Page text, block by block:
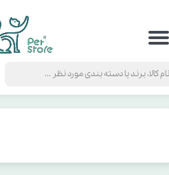
حساب کاربری من
سفارشات